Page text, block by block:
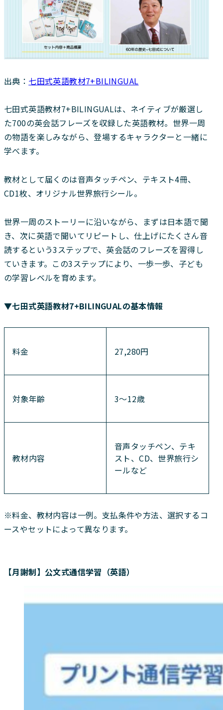
出典： 七田式英語教材7+BILINGUAL
七田式英語教材7+BILINGUALは、ネイティブが厳選し
た700の英会話フレーズを収録した英語教材。世界一周
の物語を楽しみながら、登場するキャラクターと一緒に
学べます。
教材として届くのは音声タッチペン、テキスト4冊、
CD1枚、オリジナル世界旅行シール。
世界一周のストーリーに沿いながら、まずは日本語で聞
き、次に英語で聞いてリピートし、仕上げにたくさん音
読するという3ステップで、英会話のフレーズを習得し
ていきます。この3ステップにより、一歩一歩、子ども
の学習レベルを育めます。
▼七田式英語教材7+BILINGUALの基本情報
料金 27,280円
対象年齢 3～12歳
教材内容
音声タッチペン、テキ
スト、CD、世界旅行シ
ールなど
※料金、教材内容は一例。支払条件や方法、選択するコ
ースやセットによって異なります。
【月謝制】公文式通信学習（英語）